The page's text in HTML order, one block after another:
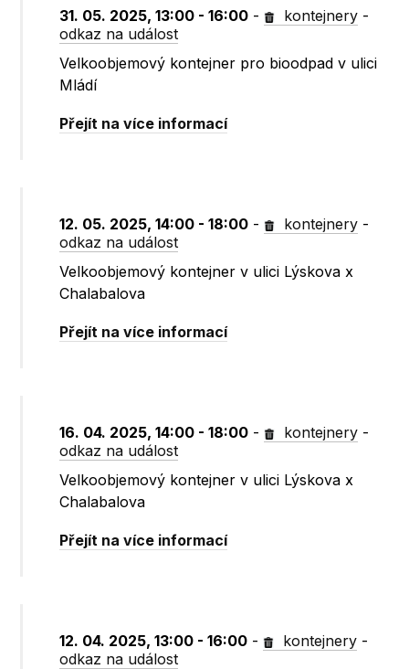
31. 05. 2025, 13:00 - 16:00 - kontejnery -
odkaz na událost
Velkoobjemový kontejner pro bioodpad v ulici
Mládí
Přejít na více informací
12. 05. 2025, 14:00 - 18:00 - kontejnery -
odkaz na událost
Velkoobjemový kontejner v ulici Lýskova x
Chalabalova
Přejít na více informací
16. 04. 2025, 14:00 - 18:00 - kontejnery -
odkaz na událost
Velkoobjemový kontejner v ulici Lýskova x
Chalabalova
Přejít na více informací
12. 04. 2025, 13:00 - 16:00 - kontejnery -
odkaz na událost